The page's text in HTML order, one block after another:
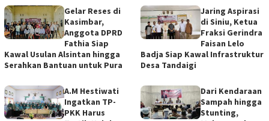
Gelar Reses di
Kasimbar,
Anggota DPRD
Fathia Siap
Kawal Usulan Alsintan hingga
Serahkan Bantuan untuk Pura
Jaring Aspirasi
di Siniu, Ketua
Fraksi Gerindra
Faisan Lelo
Badja Siap Kawal Infrastruktur
Desa Tandaigi
A.M Hestiwati
Ingatkan TP-
PKK Harus
Dari Kendaraan
Sampah hingga
Stunting,